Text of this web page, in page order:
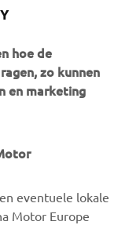
hoe de
zo kunnen
en marketing
eventuele lokale
Motor Europe